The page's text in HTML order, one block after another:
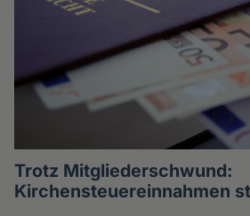
Trotz Mitgliederschwund:
Kirchensteuereinnahmen